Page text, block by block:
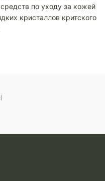
по уходу за кожей
кристаллов критского